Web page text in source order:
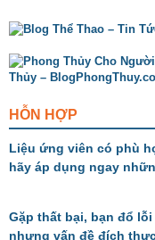
HỖN HỢP
Liệu ứng viên có phù
hãy áp dụng ngay
Gặp thất bại, bạn đổ lỗi
nhưng vấn đề đích